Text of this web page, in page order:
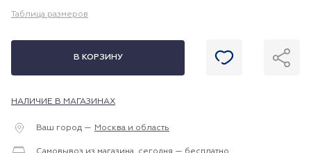
Таблица размеров
В КОРЗИНУ
НАЛИЧИЕ В МАГАЗИНАХ
Ваш город — Москва и область